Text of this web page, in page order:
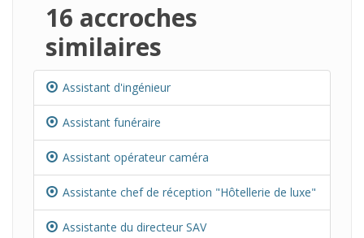
16 accroches
similaires
Assistant d'ingénieur
Assistant funéraire
Assistant opérateur caméra
Assistante chef de réception "Hôtellerie de luxe"
Assistante du directeur SAV